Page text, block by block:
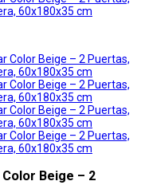
Beige – 2